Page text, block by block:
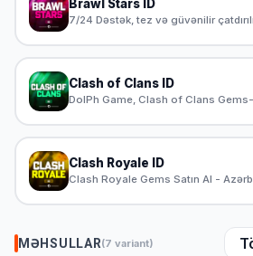
Brawl Stars ID
Clash of Clans ID
Clash Royale ID
MƏHSULLAR(7 variant)